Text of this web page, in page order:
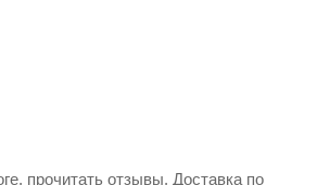
прочитать отзывы. Доставка по